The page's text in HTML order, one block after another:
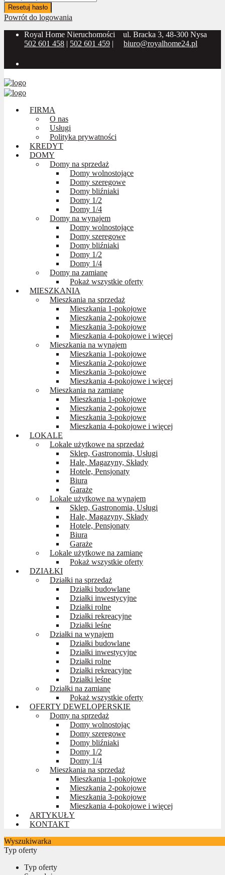
Resetuj hasło
Powrót do logowania
Royal Home Nieruchomości
ul. Bracka 3, 48-300 Nysa
502 601 458 | 502 601 459 | biuro@royalhome24.pl
FIRMA
O nas
Usługi
Polityka prywatności
KREDYT
DOMY
Domy na sprzedaż
Domy wolnostojące
Domy szeregowe
Domy bliźniaki
Domy 1/2
Domy 1/4
Domy na wynajem
Domy wolnostojące
Domy szeregowe
Domy bliźniaki
Domy 1/2
Domy 1/4
Domy na zamianę
Pokaż wszystkie oferty
MIESZKANIA
Mieszkania na sprzedaż
Mieszkania 1-pokojowe
Mieszkania 2-pokojowe
Mieszkania 3-pokojowe
Mieszkania 4-pokojowe i więcej
Mieszkania na wynajem
Mieszkania 1-pokojowe
Mieszkania 2-pokojowe
Mieszkania 3-pokojowe
Mieszkania 4-pokojowe i więcej
Mieszkania na zamianę
Mieszkania 1-pokojowe
Mieszkania 2-pokojowe
Mieszkania 3-pokojowe
Mieszkania 4-pokojowe i więcej
LOKALE
Lokale użytkowe na sprzedaż
Sklep, Gastronomia, Usługi
Hale, Magazyny, Składy
Hotele, Pensjonaty
Biura
Garaże
Lokale użytkowe na wynajem
Sklep, Gastronomia, Usługi
Hale, Magazyny, Składy
Hotele, Pensjonaty
Biura
Garaże
Lokale użytkowe na zamianę
Pokaż wszystkie oferty
DZIAŁKI
Działki na sprzedaż
Działki budowlane
Działki inwestycyjne
Działki rolne
Działki rekreacyjne
Działki leśne
Działki na wynajem
Działki budowlane
Działki inwestycyjne
Działki rolne
Działki rekreacyjne
Działki leśne
Działki na zamianę
Pokaż wszystkie oferty
OFERTY DEWELOPERSKIE
Domy na sprzedaż
Domy wolnostojąc
Domy szeregowe
Domy bliźniaki
Domy 1/2
Domy 1/4
Mieszkania na sprzedaż
Mieszkania 1-pokojowe
Mieszkania 2-pokojowe
Mieszkania 3-pokojowe
Mieszkania 4-pokojowe i więcej
ARTYKUŁY
KONTAKT
Wyszukiwarka
Typ oferty
Typ oferty